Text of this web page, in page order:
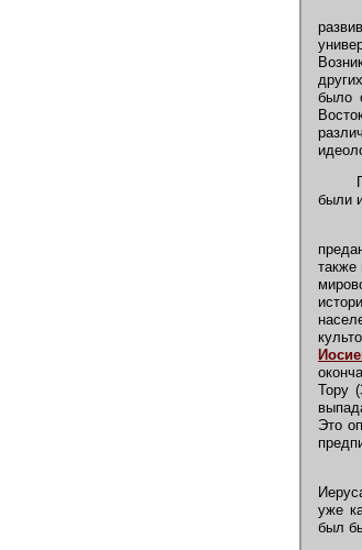
было
были
также
Тору
Это
уже
был